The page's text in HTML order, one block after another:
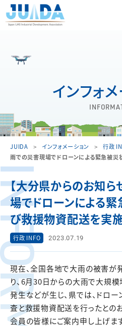
インフォ
JUIDA インフォメーション 行政
雨での災害現場でドローンによる緊急被
【大分県からのお知ら
場でドローンによる
び救援物資配送を実
行政 INFO 2023.07.19
現在、全国各地で大雨の被害が
り、6月30日からの大雨で大規
発生などが生じ、県では、ドロ
査と救援物資配送を行ったとの
会員の皆様にご案内申し上げます